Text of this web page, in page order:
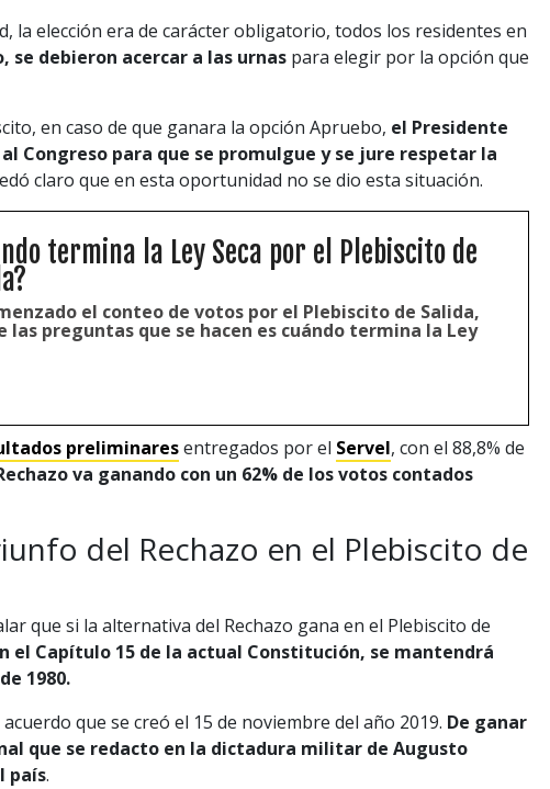
la elección era de carácter obligatorio, todos los residentes en
se debieron acercar a las urnas para elegir por la opción que
en caso de que ganara la opción Apruebo, el Presidente
Congreso para que se promulgue y se jure respetar la
claro que en esta oportunidad no se dio esta situación.
termina la Ley Seca por el Plebiscito de
el conteo de votos por el Plebiscito de Salida,
las preguntas que se hacen es cuándo termina la Ley
preliminaresentregados por el Servel, con el 88,8% de
va ganando con un 62% de los votos contados
del Rechazo en el Plebiscito de
que si la alternativa del Rechazo gana en el Plebiscito de
el Capítulo 15 de la actual Constitución, se mantendrá
1980.
que se creó el 15 de noviembre del año 2019. De ganar
que se redacto en la dictadura militar de Augusto
país.